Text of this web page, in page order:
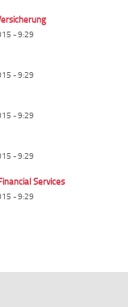
- 9:29
- 9:29
- 9:29
- 9:29
Services
- 9:29